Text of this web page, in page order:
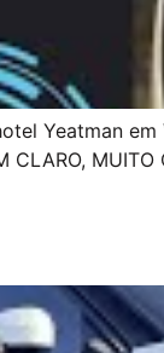
Yeatman